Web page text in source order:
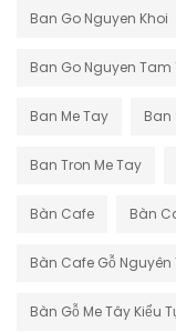
Ban Go Nguyen Khoi
Ban Go Nguyen Tam
Ban Me Tay Ban
Ban Tron Me Tay
Bàn Cafe Bàn
Bàn Cafe Gỗ Nguyên
Bàn Gỗ Me Tây Kiểu